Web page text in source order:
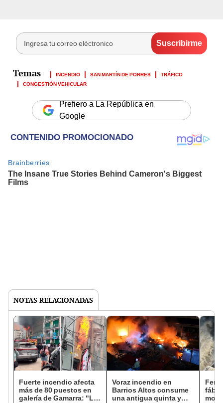
INCENDIO SAN MARTÍN DE PORRES
TRÁFICO
CONGESTIÓN VEHICULAR
Prefiero a La República en
Google
NOTAS RELACIONADAS
Fuerte incendio afecta
más de 80 puestos en
galería de Gamarra: "Lo
Voraz incendio en
Barrios Altos consume
una antigua quinta y